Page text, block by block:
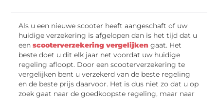
Als u een nieuwe scooter heeft aangeschaft of uw
huidige verzekering is afgelopen dan is het tijd dat u
eenscooterverzekering vergelijken gaat. Het
beste doet u dit elk jaar net voordat uw huidige
regeling afloopt. Door een scooterverzekering te
vergelijken bent u verzekerd van de beste regeling
en de beste prijs daarvoor. Het is dus niet zo dat u op
zoek gaat naar de goedkoopste regeling, maar naar